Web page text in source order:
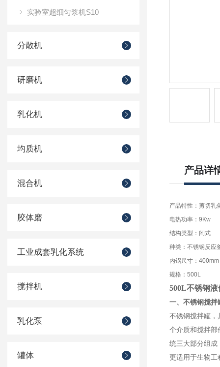
实验室超细匀浆机S10
分散机
研磨机
乳化机
均质机
混合机
胶体磨
工业成套乳化系统
搅拌机
乳化泵
罐体
产品详
产品特性：剪切乳
电热功率：9Kw
结构类型：闭式
种类：不锈钢反应
内锅尺寸：400mm
规格：500L
500L不锈钢液
一、不锈钢搅拌
不锈钢搅拌罐，
个介质和搅拌部
统三大部分组成
更适用于生物